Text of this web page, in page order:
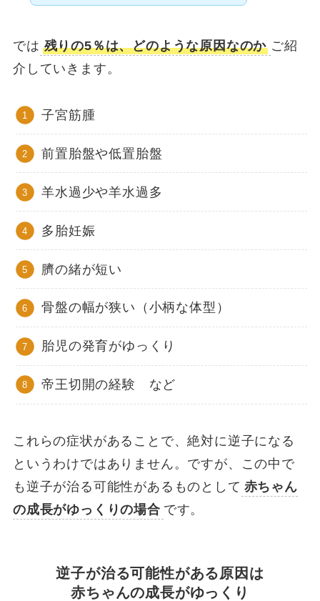
では 残りの5％は、どのような原因なのか ご紹
介していきます。
子宮筋腫
前置胎盤や低置胎盤
羊水過少や羊水過多
多胎妊娠
臍の緒が短い
骨盤の幅が狭い（小柄な体型）
胎児の発育がゆっくり
帝王切開の経験 など
これらの症状があることで、絶対に逆子になる
というわけではありません。ですが、この中で
も逆子が治る可能性があるものとして 赤ちゃん
の成長がゆっくりの場合 です。
逆子が治る可能性がある原因は
赤ちゃんの成長がゆっくり